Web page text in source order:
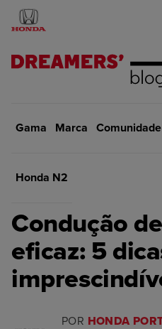
Gama Marca Comunidade
Honda N2
VOLTAR Início Marca
MARCA
Condução
eficaz: 5
POR HONDA